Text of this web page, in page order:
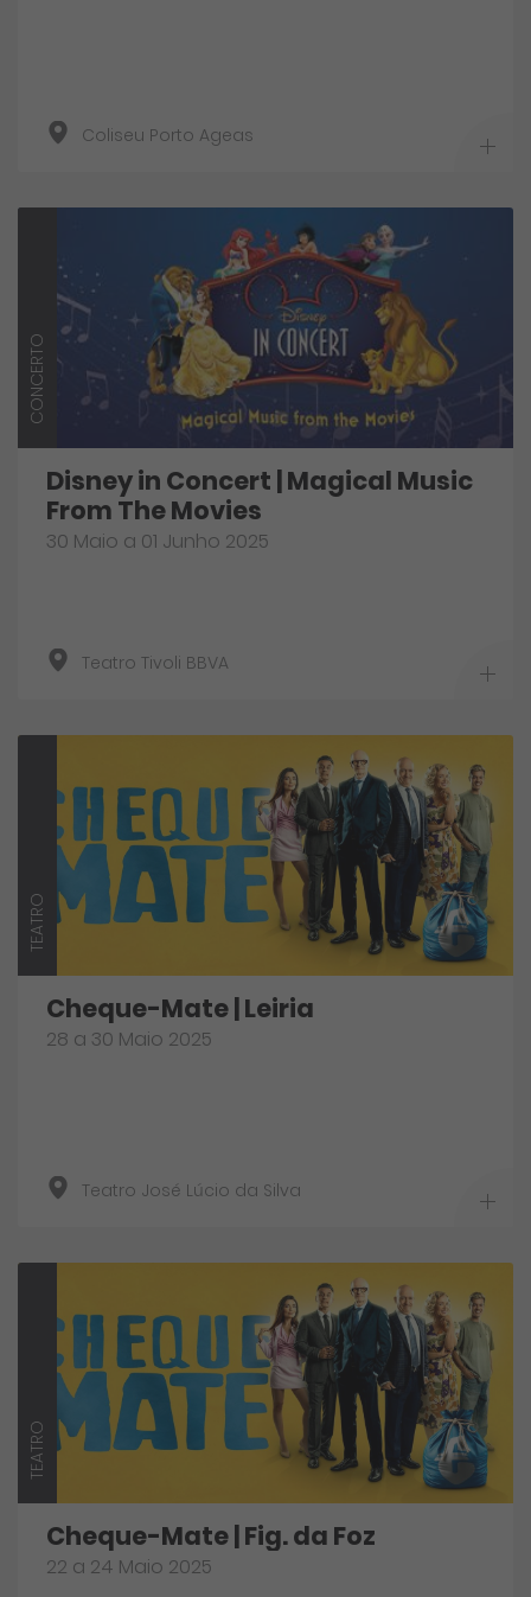
Coliseu Porto Ageas
CONCERTO
Disney in Concert | Magical Music
From The Movies
30 Maio a 01 Junho 2025
Teatro Tivoli BBVA
TEATRO
Cheque-Mate | Leiria
28 a 30 Maio 2025
Teatro José Lúcio da Silva
TEATRO
Cheque-Mate | Fig. da Foz
22 a 24 Maio 2025